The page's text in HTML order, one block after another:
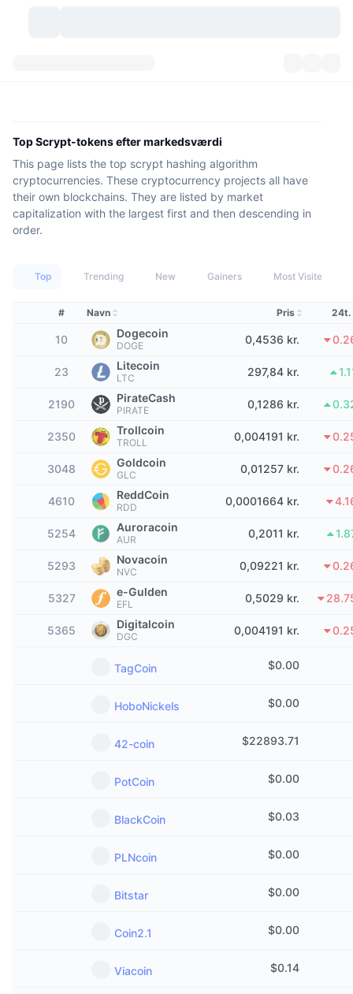
Kategorier
Historiske snapshots
Udbytte
Aktiver fra den virkelige verden
Leaderboards
Populære
Kommende
Nylig tilføjet
Vindere & Tabere
Mest besøgte
Community-stemning
Blockchain-rangering
Markedsoversigt
Spotmarked
Bitcoin-reserver
BNB-reserver
Indstrømninger/udstrømninger på børser
Indikatorer
Kryptofrygt- og Kryptogrådighedsindeks.
Altcoin-sæsonindeks
Markedscyklusindikatorer
Bitcoin-dominans
CoinMarketCap 20-indeks
CoinMarketCap 100-indeks
Signaler New
Trending
Vindere
Meme-udforsker
Kryptobørser
Centraliserede børser
Derivativer
Decentrale børser
Spot
Derivativer
Community
Emner
Lives
Stemning
DEX API
Virksomhed
Priser
Ressourcer
Dokumentation
FAQ
Produkter
Omregner
Nyhedsbrev
CMC Launch
CMC Labs
CMC Max
Topnyheder
Telegram-bot
Annoncér
Top Scrypt-tokens efter markedsværdi
This page lists the top scrypt hashing algorithm
cryptocurrencies. These cryptocurrency projects all have
their own blockchains. They are listed by market
capitalization with the largest first and then descending in
order.
Top Trending New Gainers Most Visited
# Navn Pris 24t.
10 Dogecoin
DOGE 0,4536 kr.
23 Litecoin
LTC 297,84 kr.
2190 PirateCash
PIRATE 0,1286 kr.
2350 Trollcoin
TROLL 0,004191 kr.
3048 Goldcoin
GLC 0,01257 kr.
4610 ReddCoin
RDD 0,0001664 kr.
5254 Auroracoin
AUR 0,2011 kr.
5293 Novacoin
NVC 0,09221 kr.
5327 e-Gulden
EFL 0,5029 kr.
5365 Digitalcoin
DGC 0,004191 kr.
TagCoin $0.00
HoboNickels $0.00
42-coin $22893.71
PotCoin $0.00
BlackCoin $0.03
PLNcoin $0.00
Bitstar $0.00
Coin2.1 $0.00
Viacoin $0.14